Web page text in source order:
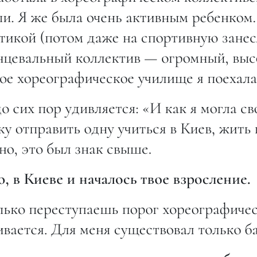
Я же была очень активным
(потом даже на спортивную
коллектив — огромный,
хореографическое училище я
сих пор удивляется: «И как я могла
отправить одну учиться в Киев,
это был знак свыше.
в Киеве и началось твое взросление.
переступаешь порог
Для меня существовал только